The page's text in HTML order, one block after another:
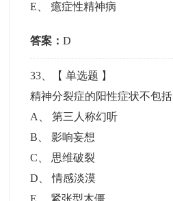
E
癔症性精神病
答案：D
33 、【单选题 】
精神分裂症的阳性症状不包括
A
、第三人称幻听
B 、影响妄想
C
思维破裂
D 、情感淡漠
E
紧张型木僵